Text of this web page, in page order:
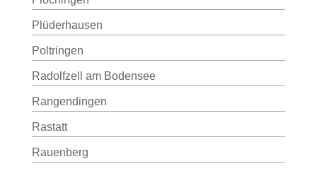
Plüderhausen
Poltringen
Radolfzell am Bodensee
Rangendingen
Rastatt
Rauenberg